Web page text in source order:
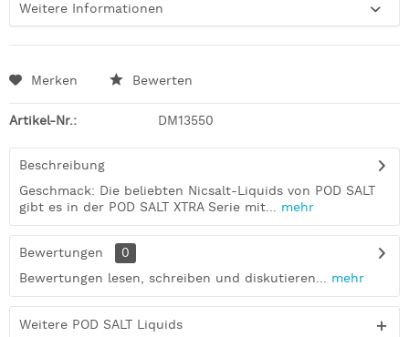
Weitere Informationen
Merken Bewerten
Artikel-Nr.: DM13550
Beschreibung
Geschmack: Die beliebten Nicsalt-Liquids von POD SALT
gibt es in der POD SALT XTRA Serie mit... mehr
Bewertungen
0
Bewertungen lesen, schreiben und diskutieren... mehr
Weitere POD SALT Liquids